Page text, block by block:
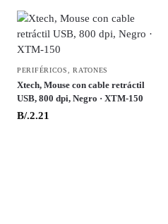
PERIFÉRICOS ,RATONES
Xtech, Mouse con cable retráctil
USB, 800 dpi, Negro · XTM-150
B/.2.21